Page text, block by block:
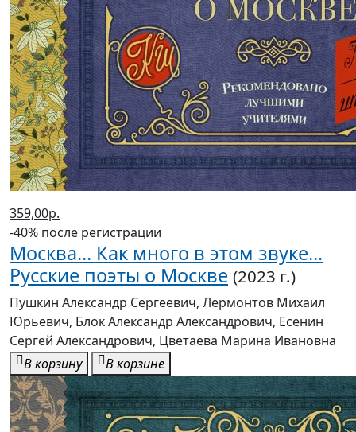
359,00р.
Москва... Как много в этом звуке...
Русские поэты о Москве (2023 г.)
Пушкин Александр Сергеевич, Лермонтов Михаил
Юрьевич, Блок Александр Александрович, Есенин
Сергей Александрович, Цветаева Марина Ивановна
В корзину
В корзине